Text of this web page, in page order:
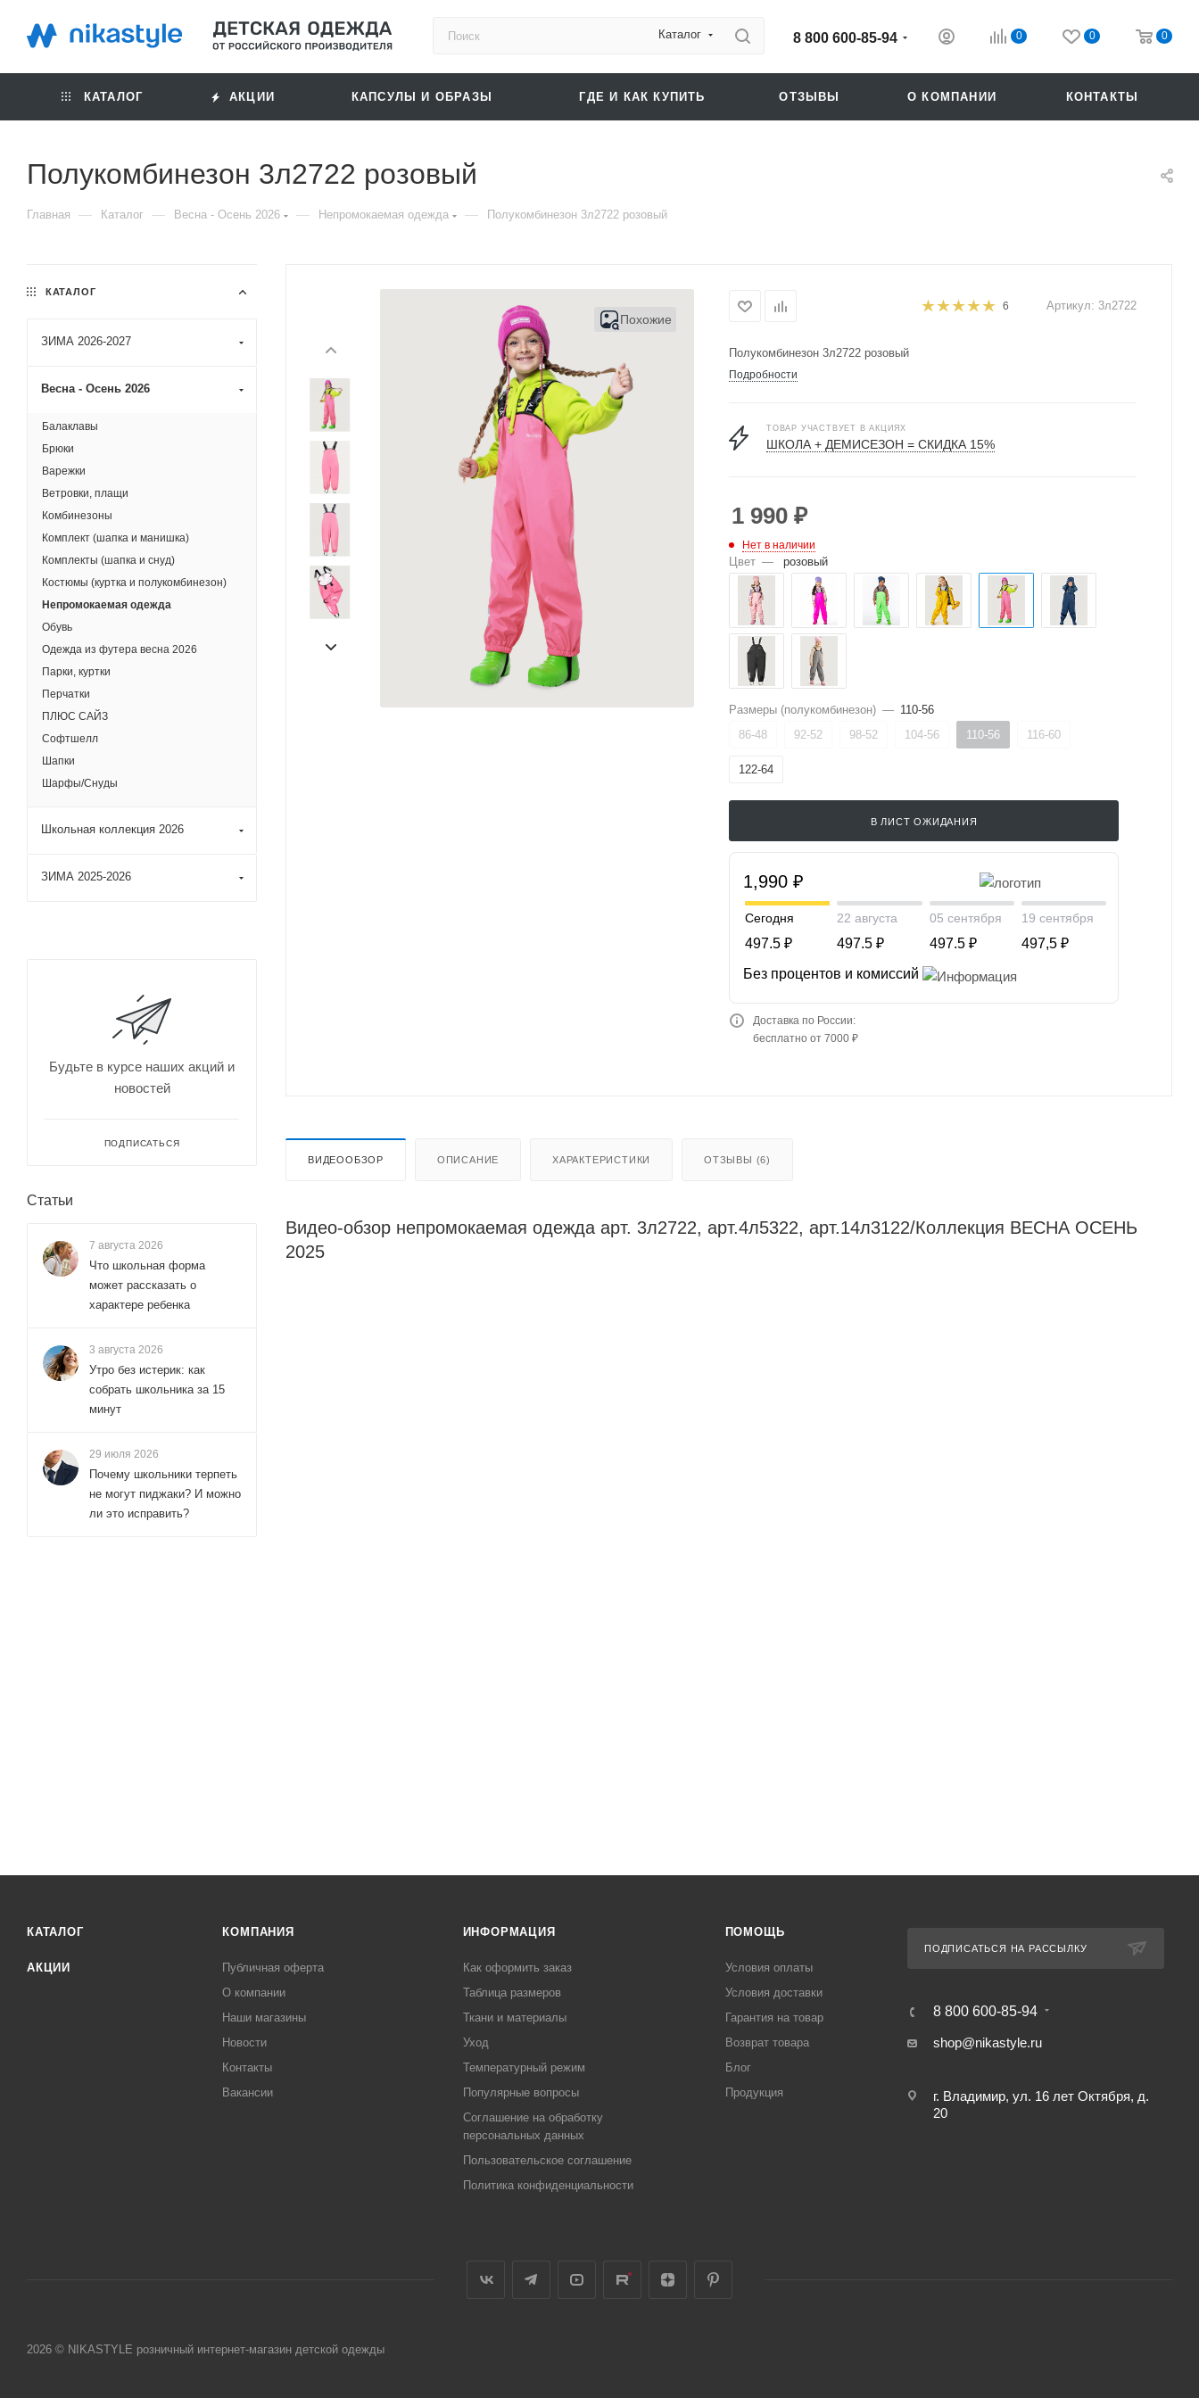
Каталог 8 800 600-85-94 0 0 0
КАТАЛОГ АКЦИИ КАПСУЛЫ И ОБРАЗЫ ГДЕ И КАК КУПИТЬ ОТЗЫВЫ О КОМПАНИИ КОНТАКТЫ
Полукомбинезон 3л2722 розовый
Главная — Каталог — Весна - Осень 2026 — Непромокаемая одежда — Полукомбинезон 3л2722 розовый
Похожие
6 Артикул: 3л2722
Полукомбинезон 3л2722 розовый
Подробности
ТОВАР УЧАСТВУЕТ В АКЦИЯХ
ШКОЛА + ДЕМИСЕЗОН = СКИДКА 15%
1 990 ₽
Нет в наличии
Цвет — розовый
Размеры (полукомбинезон) — 110-56
86-48
92-52 98-52 104-56 110-56 116-60
122-64
В ЛИСТ ОЖИДАНИЯ
1,990 ₽
Сегодня
497.5 ₽
22 августа
497.5 ₽
05 сентября
497.5 ₽
19 сентября
497,5 ₽
Без процентов и комиссий
Доставка по России:
бесплатно от 7000 ₽
ВИДЕООБЗОР ОПИСАНИЕ ХАРАКТЕРИСТИКИ ОТЗЫВЫ (6)
Видео-обзор непромокаемая одежда арт. 3л2722, арт.4л5322, арт.14л3122/Коллекция ВЕСНА ОСЕНЬ
2025
КАТАЛОГ
ЗИМА 2026-2027
Весна - Осень 2026
Балаклавы
Брюки
Варежки
Ветровки, плащи
Комбинезоны
Комплект (шапка и манишка)
Комплекты (шапка и снуд)
Костюмы (куртка и полукомбинезон)
Непромокаемая одежда
Обувь
Одежда из футера весна 2026
Парки, куртки
Перчатки
ПЛЮС САЙЗ
Софтшелл
Шапки
Шарфы/Снуды
Школьная коллекция 2026
ЗИМА 2025-2026
Будьте в курсе наших акций и
новостей
ПОДПИСАТЬСЯ
Статьи
7 августа 2026
Что школьная форма
может рассказать о
характере ребенка
3 августа 2026
Утро без истерик: как
собрать школьника за 15
минут
29 июля 2026
Почему школьники терпеть
не могут пиджаки? И можно
ли это исправить?
КАТАЛОГ
АКЦИИ
КОМПАНИЯ
Публичная оферта
О компании
Наши магазины
Новости
Контакты
Вакансии
ИНФОРМАЦИЯ
Как оформить заказ
Таблица размеров
Ткани и материалы
Уход
Температурный режим
Популярные вопросы
Соглашение на обработку
персональных данных
Пользовательское соглашение
Политика конфиденциальности
ПОМОЩЬ
Условия оплаты
Условия доставки
Гарантия на товар
Возврат товара
Блог
Продукция
ПОДПИСАТЬСЯ НА РАССЫЛКУ
8 800 600-85-94
shop@nikastyle.ru
г. Владимир, ул. 16 лет Октября, д.
20
2026 © NIKASTYLE розничный интернет-магазин детской одежды